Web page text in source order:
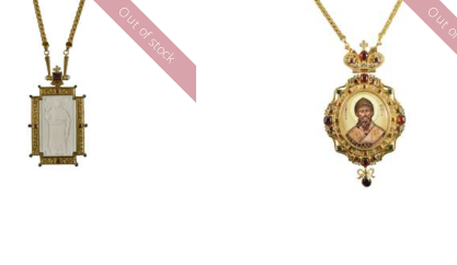
Out of stock Out